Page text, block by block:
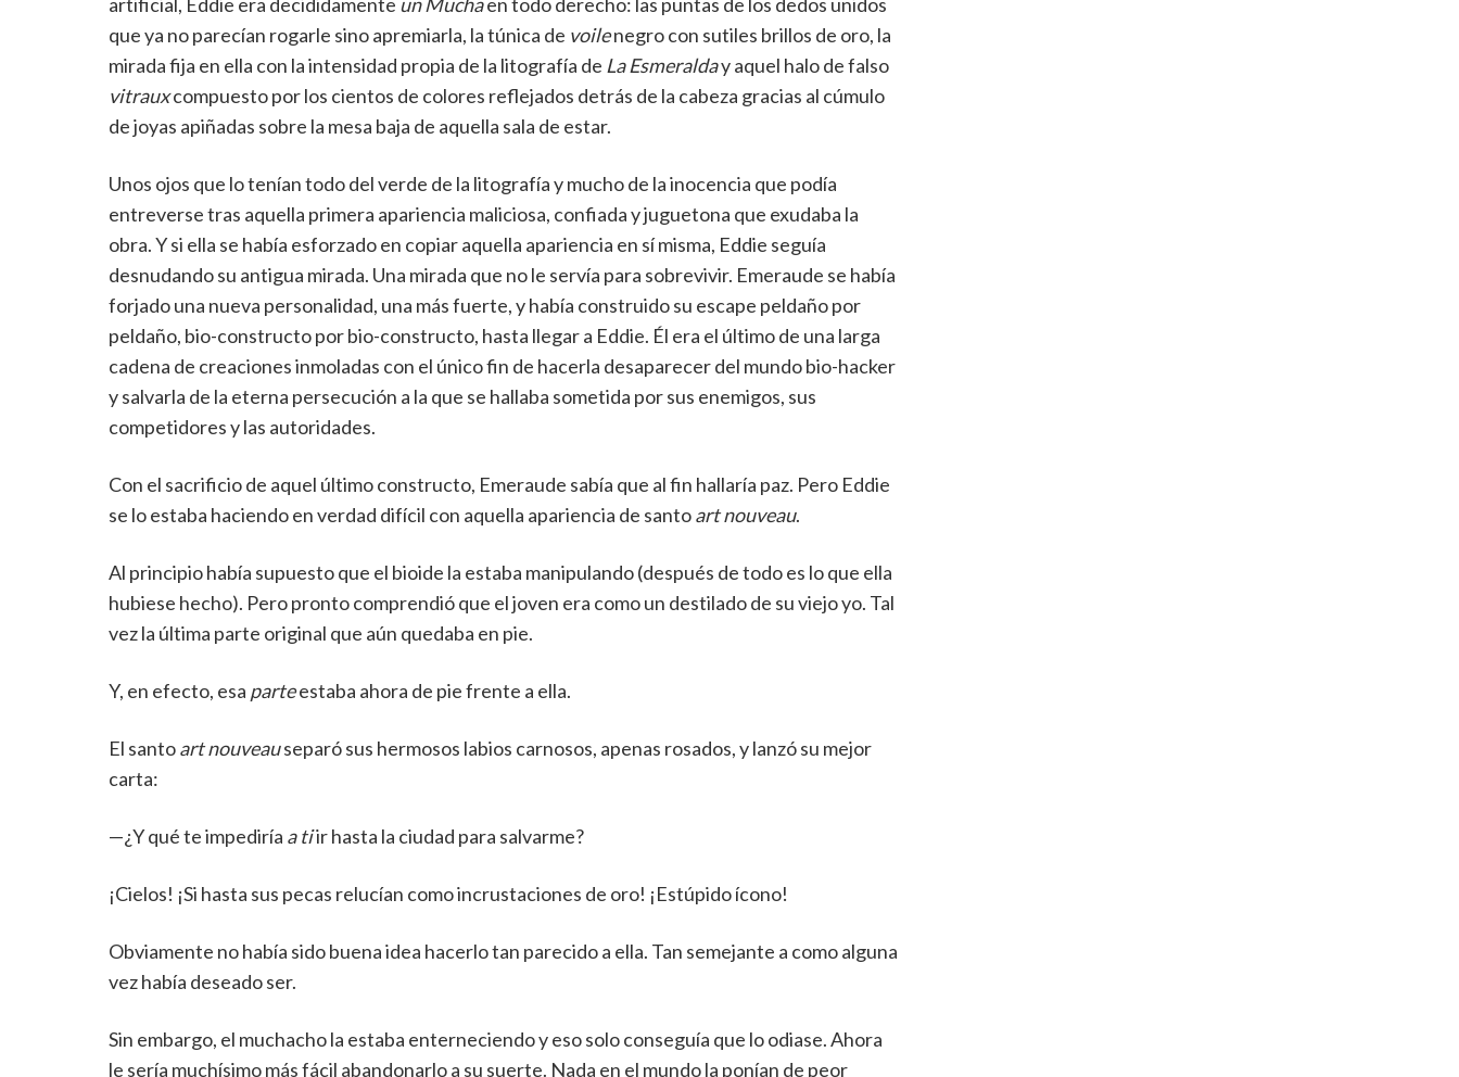
que ya no parecían rogarle sino apremiarla, la túnica de voilenegro con sutiles brillos de oro, la
mirada fija en ella con la intensidad propia de la litografía de La Esmeralday aquel halo de falso
vitrauxcompuesto por los cientos de colores reflejados detrás de la cabeza gracias al cúmulo
de joyas apiñadas sobre la mesa baja de aquella sala de estar.
Unos ojos que lo tenían todo del verde de la litografía y mucho de la inocencia que podía
entreverse tras aquella primera apariencia maliciosa, confiada y juguetona que exudaba la
obra. Y si ella se había esforzado en copiar aquella apariencia en sí misma, Eddie seguía
desnudando su antigua mirada. Una mirada que no le servía para sobrevivir. Emeraude se había
forjado una nueva personalidad, una más fuerte, y había construido su escape peldaño por
peldaño, bio-constructo por bio-constructo, hasta llegar a Eddie. Él era el último de una larga
cadena de creaciones inmoladas con el único fin de hacerla desaparecer del mundo bio-hacker
y salvarla de la eterna persecución a la que se hallaba sometida por sus enemigos, sus
competidores y las autoridades.
Con el sacrificio de aquel último constructo, Emeraude sabía que al fin hallaría paz. Pero Eddie
se lo estaba haciendo en verdad difícil con aquella apariencia de santoart nouveau.
Al principio había supuesto que el bioide la estaba manipulando (después de todo es lo que ella
hubiese hecho). Pero pronto comprendió que el joven era como un destilado de su viejo yo. Tal
vez la última parte original que aún quedaba en pie.
Y, en efecto, esa parteestaba ahora de pie frente a ella.
El santoart nouveauseparó sus hermosos labios carnosos, apenas rosados, y lanzó su mejor
carta:
—¿Y qué te impediría a tiir hasta la ciudad para salvarme?
¡Cielos! ¡Si hasta sus pecas relucían como incrustaciones de oro! ¡Estúpido ícono!
Obviamente no había sido buena idea hacerlo tan parecido a ella. Tan semejante a como alguna
vez había deseado ser.
Sin embargo, el muchacho la estaba enterneciendo y eso solo conseguía que lo odiase. Ahora
le sería muchísimo más fácil abandonarlo a su suerte. Nada en el mundo la ponían de peor